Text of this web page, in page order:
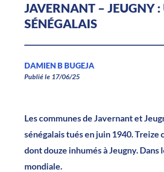
JAVERNANT – JEUGNY
SÉNÉGALAIS
DAMIEN B BUGEJA
Publié le 17/06/25
Les communes de Javernant et
sénégalais tués en juin 1940.
dont douze inhumés à Jeugny.
mondiale.